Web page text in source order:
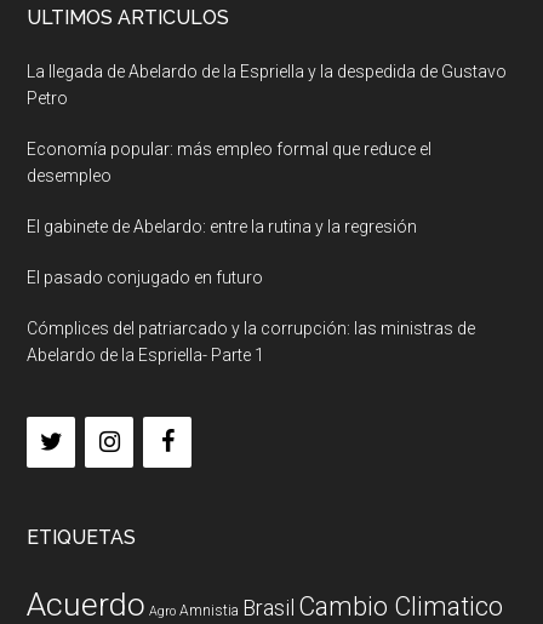
ULTIMOS ARTICULOS
La llegada de Abelardo de la Espriella y la despedida de Gustavo
Petro
Economía popular: más empleo formal que reduce el
desempleo
El gabinete de Abelardo: entre la rutina y la regresión
El pasado conjugado en futuro
Cómplices del patriarcado y la corrupción: las ministras de
Abelardo de la Espriella- Parte 1
ETIQUETAS
Acuerdo Agro Amnistia Brasil Cambio Climatico